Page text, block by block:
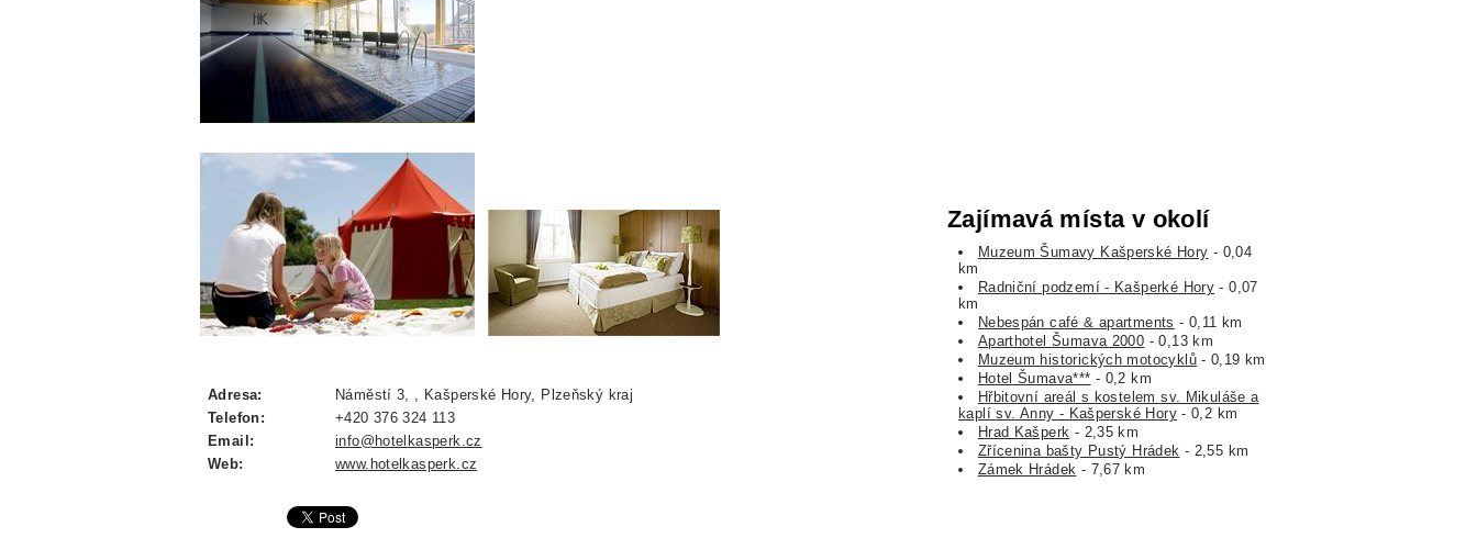
Adresa:
Náměstí 3, , Kašperské Hory, Plzeňský kraj
Telefon:
+420 376 324 113
Email:
info@hotelkasperk.cz
Web:
www.hotelkasperk.cz
Zajímavá místa v okolí
Muzeum Šumavy Kašperské Hory - 0,04
km
Radniční podzemí - Kašperké Hory - 0,07
km
Nebespán café & apartments - 0,11 km
Aparthotel Šumava 2000 - 0,13 km
Muzeum historických motocyklů- 0,19 km
Hotel Šumava*** - 0,2 km
Hřbitovní areál s kostelem sv. Mikuláše a
kaplí sv. Anny - Kašperské Hory- 0,2 km
Hrad Kašperk - 2,35 km
Zřícenina bašty Pustý Hrádek - 2,55 km
Zámek Hrádek - 7,67 km